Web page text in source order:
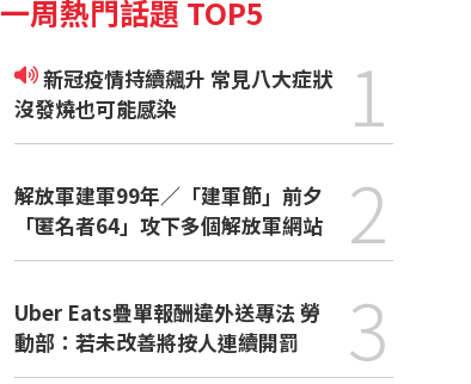
一周熱門話題 TOP5
新冠疫情持續飆升 常見八大症狀
沒發燒也可能感染
1
解放軍建軍99年／「建軍節」前夕
「匿名者64」攻下多個解放軍網站
2
Uber Eats疊單報酬違外送專法 勞
動部：若未改善將按人連續開罰
3